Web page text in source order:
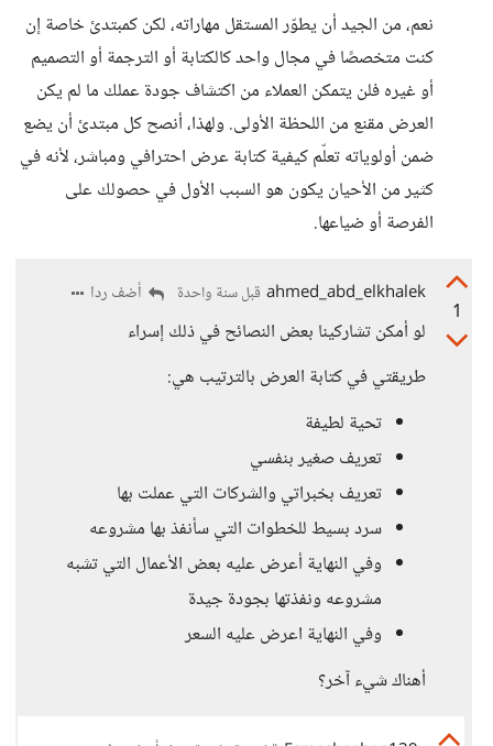
نعم، من الجيد أن يطوّر المستقل مهاراته، لكن كمبتدئ خاصة إن
كنت متخصصًا في مجال واحد كالكتابة أو الترجمة أو التصميم
أو غيره فلن يتمكن العملاء من اكتشاف جودة عملك ما لم يكن
العرض مقنع من اللحظة الأولى. ولهذا، أنصح كل مبتدئ أن يضع
ضمن أولوياته تعلّم كيفية كتابة عرض احترافي ومباشر، لأنه في
كثير من الأحيان يكون هو السبب الأول في حصولك على
الفرصة أو ضياعها.
1
ahmed_abd_elkhalek قبل سنة واحدة أضف ردا
لو أمكن تشاركينا بعض النصائح في ذلك إسراء
طريقتي في كتابة العرض بالترتيب هي:
تحية لطيفة
تعريف صغير بنفسي
تعريف بخبراتي والشركات التي عملت بها
سرد بسيط للخطوات التي سأنفذ بها مشروعه
وفي النهاية أعرض عليه بعض الأعمال التي تشبه
مشروعه ونفذتها بجودة جيدة
وفي النهاية اعرض عليه السعر
أهناك شيء آخر؟